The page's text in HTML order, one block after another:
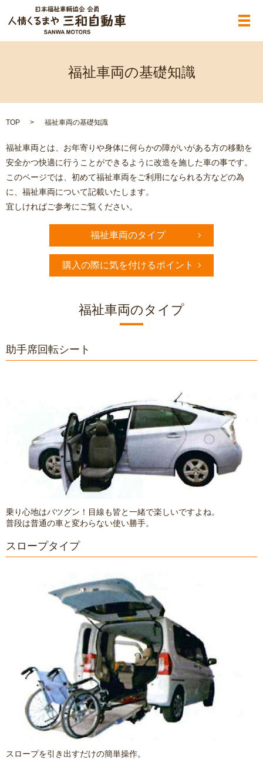
メ
福祉車両の基礎知識
TOP 福祉車両の基礎知識
福祉車両とは、お年寄りや身体に何らかの障がいがある方の移動を
安全かつ快適に行うことができるように改造を施した車の事です。
このページでは、初めて福祉車両をご利用になられる方などの為
に、福祉車両について記載いたします。
宜しければご参考にご覧ください。
福祉車両のタイプ
購入の際に気を付けるポイント
福祉車両のタイプ
助手席回転シート
乗り心地はバツグン！目線も皆と一緒で楽しいですよね。
普段は普通の車と変わらない使い勝手。
スロープタイプ
スロープを引き出すだけの簡単操作。